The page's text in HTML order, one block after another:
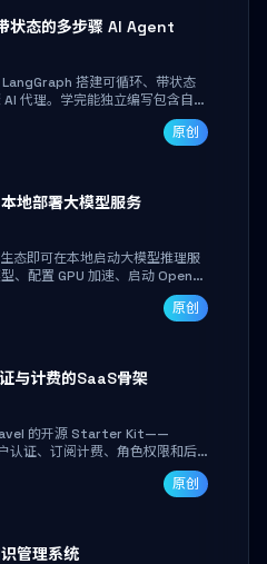
状态的多步骤 AI Agent
搭建可循环、带状态
代理。学完能独立编写包含自动
复杂工作流，并避开递归溢出、
原创
地部署大模型服务
态即可在本地启动大模型推理服
、配置 GPU 加速、启动 OpenAI
无缝调用。数据不出网，零门槛
原创
与计费的SaaS骨架
的开源 Starter Kit——
认证、订阅计费、角色权限和后
Stripe 测试支付对接与自定义
复基建时间，将精力聚焦于核心
原创
管理系统